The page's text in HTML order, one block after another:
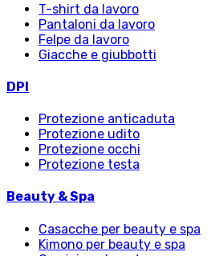
T-shirt da lavoro
Pantaloni da lavoro
Felpe da lavoro
Giacche e giubbotti
DPI
Protezione anticaduta
Protezione udito
Protezione occhi
Protezione testa
Beauty & Spa
Casacche per beauty e spa
Kimono per beauty e spa